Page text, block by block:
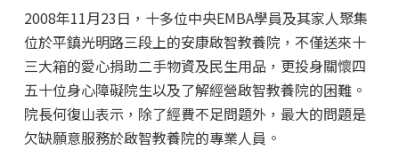
2008年11月23日，十多位中央EMBA學員及其家人聚集
位於平鎮光明路三段上的安康啟智教養院，不僅送來十
三大箱的愛心捐助二手物資及民生用品，更投身關懷四
五十位身心障礙院生以及了解經營啟智教養院的困難。
院長何復山表示，除了經費不足問題外，最大的問題是
欠缺願意服務於啟智教養院的專業人員。